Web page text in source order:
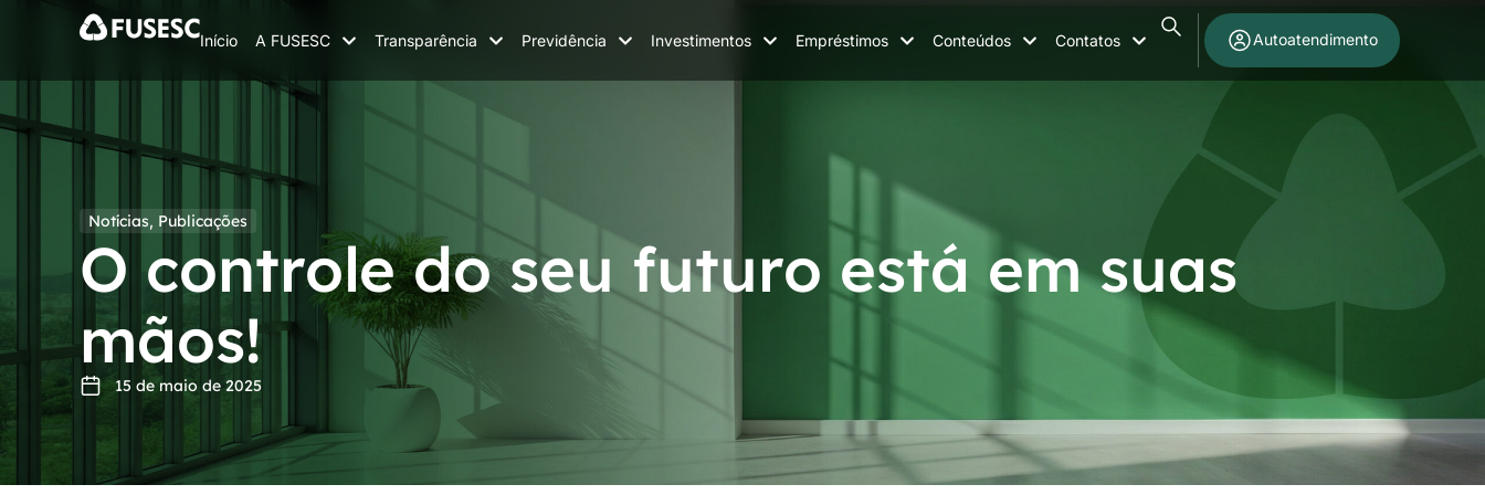
Início A FUSESC Transparência Previdência Investimentos Empréstimos Conteúdos Contatos Autoatendimento
Notícias, Publicações
O controle do seu futuro está em suas
mãos!
15 de maio de 2025